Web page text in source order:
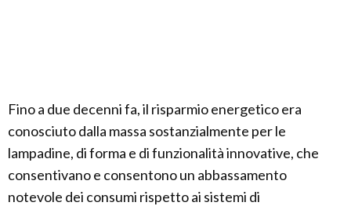
Fino a due decenni fa, il risparmio energetico era
conosciuto dalla massa sostanzialmente per le
lampadine, di forma e di funzionalità innovative, che
consentivano e consentono un abbassamento
notevole dei consumi rispetto ai sistemi di